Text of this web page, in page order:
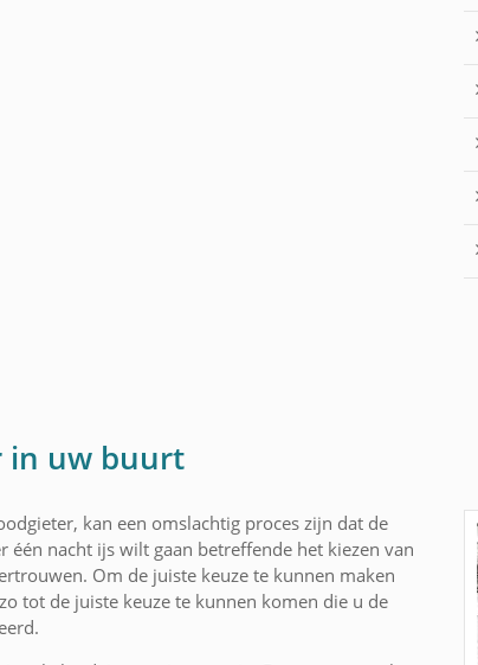
in uw buurt
kan een omslachtig proces zijn dat de
nacht ijs wilt gaan betreffende het kiezen van
Om de juiste keuze te kunnen maken
tot de juiste keuze te kunnen komen die u de